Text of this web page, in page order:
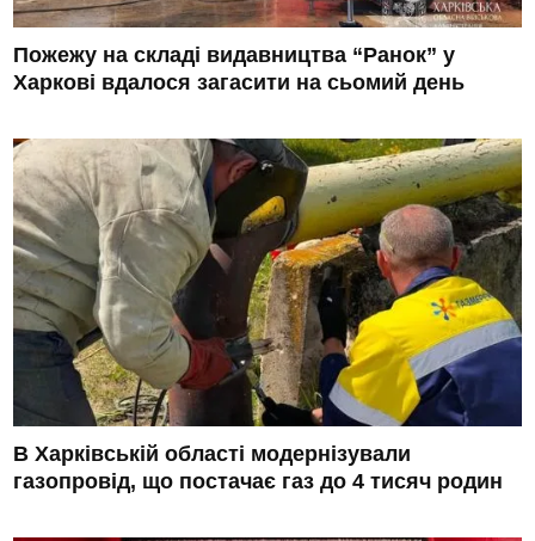
Пожежу на складі видавництва “Ранок” у
Харкові вдалося загасити на сьомий день
В Харківській області модернізували
газопровід, що постачає газ до 4 тисяч родин